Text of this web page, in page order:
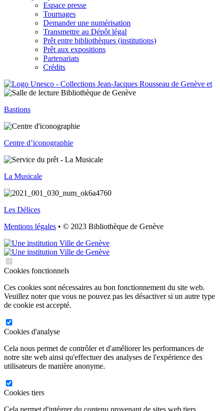
Espace presse
Tournages
Demander une numérisation
Transmettre au Dépôt légal
Prêt entre bibliothèques (institutions)
Prêt aux expositions
Partenariats
Crédits
Bastions
Centre d’iconographie
La Musicale
Les Délices
Mentions légales • © 2023 Bibliothèque de Genève
Cookies fonctionnels
Ces cookies sont nécessaires au bon fonctionnement du site web.
Veuillez noter que vous ne pouvez pas les désactiver si un autre type
de cookie est accepté.
Cookies d'analyse
Cela nous permet de contrôler et d'améliorer les performances de
notre site web ainsi qu'effectuer des analyses de l'expérience des
utilisateurs de manière anonyme.
Cookies tiers